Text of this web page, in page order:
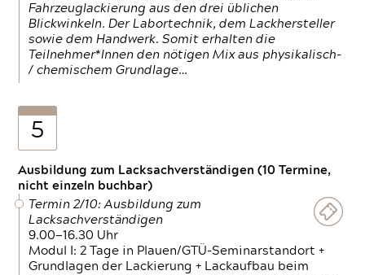
Fahrzeuglackierung aus den drei üblichen
Blickwinkeln. Der Labortechnik, dem Lackhersteller
sowie dem Handwerk. Somit erhalten die
Teilnehmer*Innen den nötigen Mix aus physikalisch-
/ chemischem Grundlage…
5
Ausbildung zum Lacksachverständigen (10 Termine,
nicht einzeln buchbar)
Termin 2/10: Ausbildung zum
Lacksachverständigen
9.00—16.30 Uhr
Modul I: 2 Tage in Plauen/GTÜ-Seminarstandort +
Grundlagen der Lackierung + Lackaufbau beim